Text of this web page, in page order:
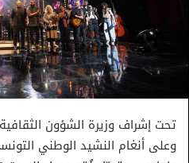
تحت إشراف وزيرة الشؤون
وعلى أنغام النشيد الوطني